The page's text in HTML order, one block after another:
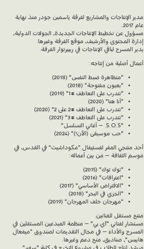
مدير الإنتاجات والمشاريع لفرقة ياسمين جودر منذ نهاية
عام 2017.
مسؤول عن تخطيط الإنتاجات الجديدة، الجولات الدولية،
إدارة المحتوى والأرشيف، موقع الفرقة وغيرها.
يدير المسرح لباقي الإنتاجات في ريبيرتوار الفرقة.
أعمال أصلية من إنتاجه:
"متظاهرة ضبط النفس" (2018)
"بعيون مفتوحة" (2018)
"نتدرب على التعاطف #1" (2019)
"أنا هنا" (2020)
"نتدرب على التعاطف #2 على 2" (2020)
"نتدرب على التعاطف #3" (2021)
"S.O.S. – أغاني التسلسل"
"حب موسيقى (الآن!)" (2024)
أحد منتجي المقر لفستيفال "مكوداشيت" في القدس، في
موسم الثقافة – من بين أعماله:
"توك توك" (2015)
"اعترافات" (2016)
"الافتراض الأساسي" (2017)
"الجري في البحر" (2018)
"مهرجان خلف المهرجان" (2019)
منتج مستقل للفنانين.
مستشار لفناني "آي.بي" – منظمة المبدعين المستقلين في
المسرح والأداء – في مجال التقديمات لصندوق "ميفعال
هابيس"، صناديق، منح دعم وغيرها.